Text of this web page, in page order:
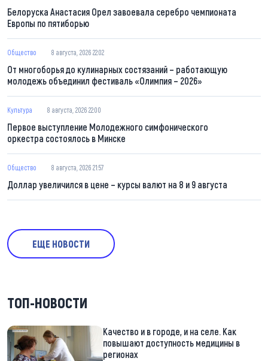
Белоруска Анастасия Орел завоевала серебро чемпионата
Европы по пятиборью
Общество 8 августа, 2026 22:02
От многоборья до кулинарных состязаний – работающую
молодежь объединил фестиваль «Олимпия – 2026»
Культура 8 августа, 2026 22:00
Первое выступление Молодежного симфонического
оркестра состоялось в Минске
Общество 8 августа, 2026 21:57
Доллар увеличился в цене – курсы валют на 8 и 9 августа
ЕЩЕ НОВОСТИ
ТОП-НОВОСТИ
Качество и в городе, и на селе. Как
повышают доступность медицины в
регионах